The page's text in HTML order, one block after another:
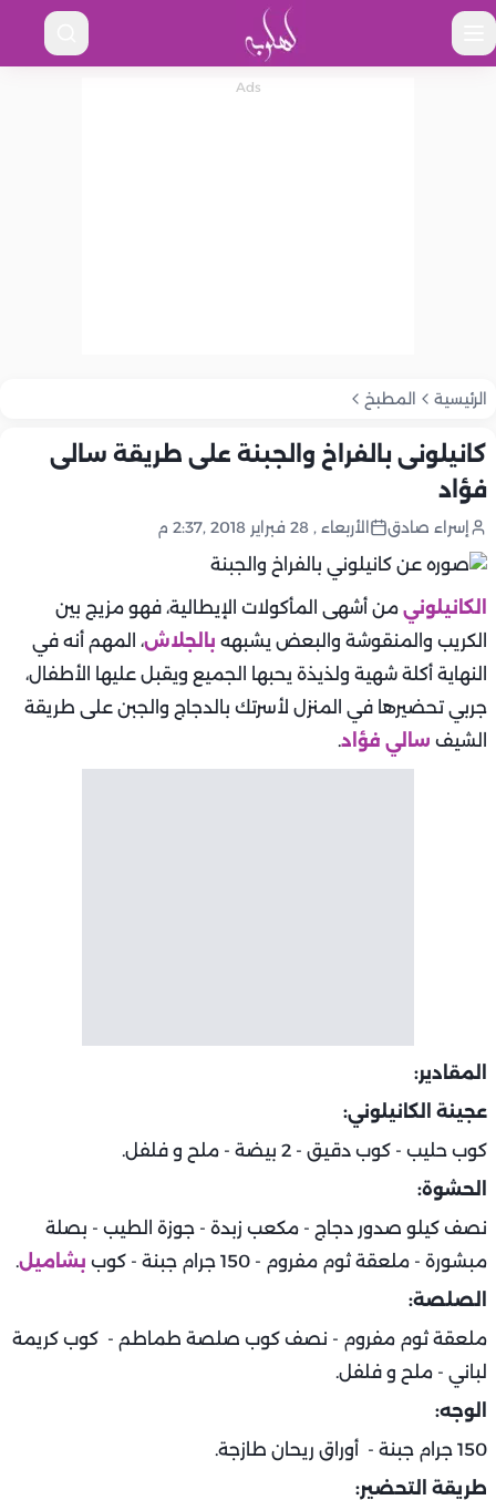
الرئيسية المطبخ
كانيلونى بالفراخ والجبنة على طريقة سالى
فؤاد
إسراء صادق الأربعاء , 28 فبراير 2018 ,2:37 م
الكانيلوني من أشهى المأكولات الإيطالية، فهو مزيج بين
الكريب والمنقوشة والبعض يشبهه بالجلاش، المهم أنه في
النهاية أكلة شهية ولذيذة يحبها الجميع ويقبل عليها الأطفال،
جربي تحضيرها في المنزل لأسرتك بالدجاج والجبن على طريقة
الشيف سالي فؤاد.
المقادير:
عجينة الكانيلوني:
كوب حليب - كوب دقيق - 2 بيضة - ملح و فلفل.
الحشوة:
نصف كيلو صدور دجاج - مكعب زبدة - جوزة الطيب - بصلة
مبشورة - ملعقة ثوم مفروم - 150 جرام جبنة - كوب
بشاميل.
الصلصة:
ملعقة ثوم مفروم - نصف كوب صلصة طماطم - كوب كريمة
لباني - ملح و فلفل.
الوجه:
150 جرام جبنة - أوراق ريحان طازجة.
طريقة التحضير: